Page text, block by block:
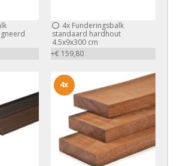
4xFunderingsbalk
standaard hardhout
4.5x9x300 cm
+€ 159,80
4x